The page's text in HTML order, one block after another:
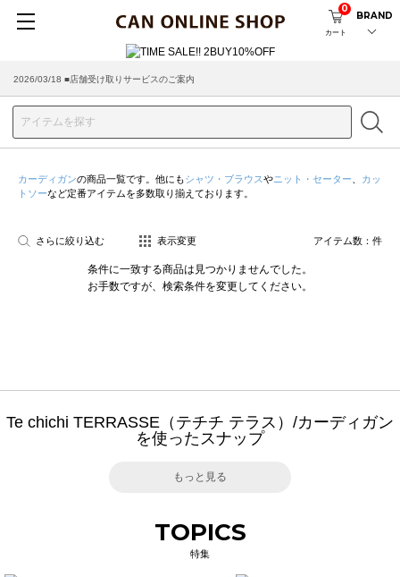
カート
0
BRAND
2026/03/18 ■店舗受け取りサービスのご案内
カーディガンの商品一覧です。他にもシャツ・ブラウスやニット・セーター
カッ
トソーなど定番アイテムを多数取り揃えております。
さらに絞り込む 表示変更 アイテム数： 件
条件に一致する商品は見つかりませんでした。
お手数ですが、検索条件を変更してください。
Te chichi TERRASSE（テチチ テラス）/カーディガン
を使ったスナップ
もっと見る
TOPICS
特集